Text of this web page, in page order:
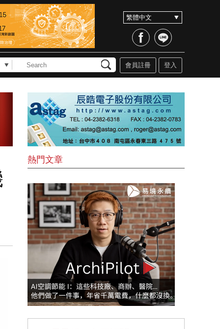
登入
會員註冊
熱門文章